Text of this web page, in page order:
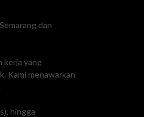
dan
kerja yang
Kami menawarkan
hingga